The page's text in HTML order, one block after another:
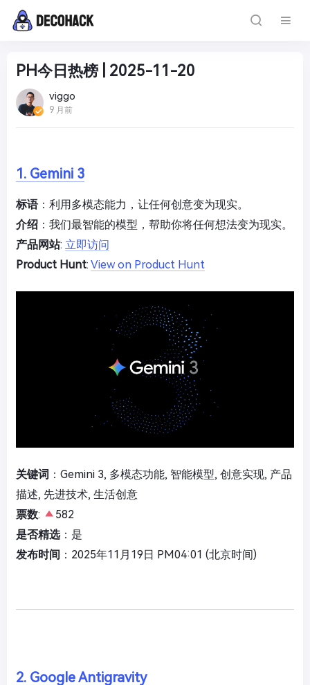
PH今日热榜 | 2025-11-20
viggo
9 月前
1. Gemini 3
标语：利用多模态能力，让任何创意变为现实。
介绍 ：我们最智能的模型，帮助你将任何想法变为现实。
产品网站: 立即访问
Product Hunt: View on Product Hunt
关键词 ：Gemini 3, 多模态功能, 智能模型, 创意实现, 产品
描述, 先进技术, 生活创意
票数:
582
是否精选：是
发布时间 ：2025年11月19日 PM04:01 (北京时间)
2. Google Antigravity